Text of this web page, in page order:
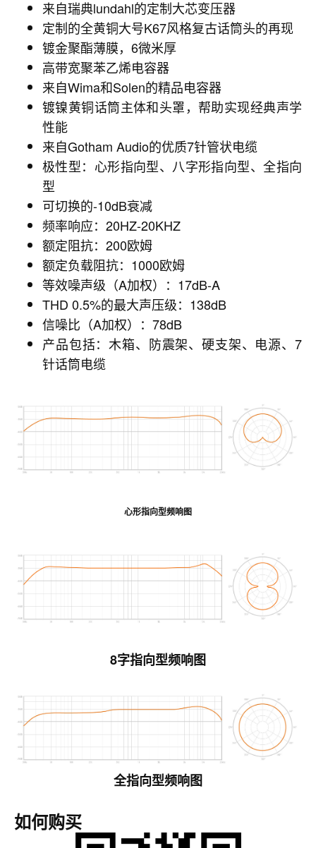
来自瑞典lundahl的定制大芯变压器
定制的全黄铜大号K67风格复古话筒头的再现
镀金聚酯薄膜，6微米厚
高带宽聚苯乙烯电容器
来自Wima和Solen的精品电容器
镀镍黄铜话筒主体和头罩，帮助实现经典声学
性能
来自Gotham Audio的优质7针管状电缆
极性型：心形指向型、八字形指向型、全指向
型
可切换的-10dB衰减
频率响应：20HZ-20KHZ
额定阻抗：200欧姆
额定负载阻抗：1000欧姆
等效噪声级（A加权）：17dB-A
THD 0.5%的最大声压级：138dB
信噪比（A加权）：78dB
产品包括：木箱、防震架、硬支架、电源、7
针话筒电缆
心形指向型频响图
8字指向型频响图
全指向型频响图
如何购买